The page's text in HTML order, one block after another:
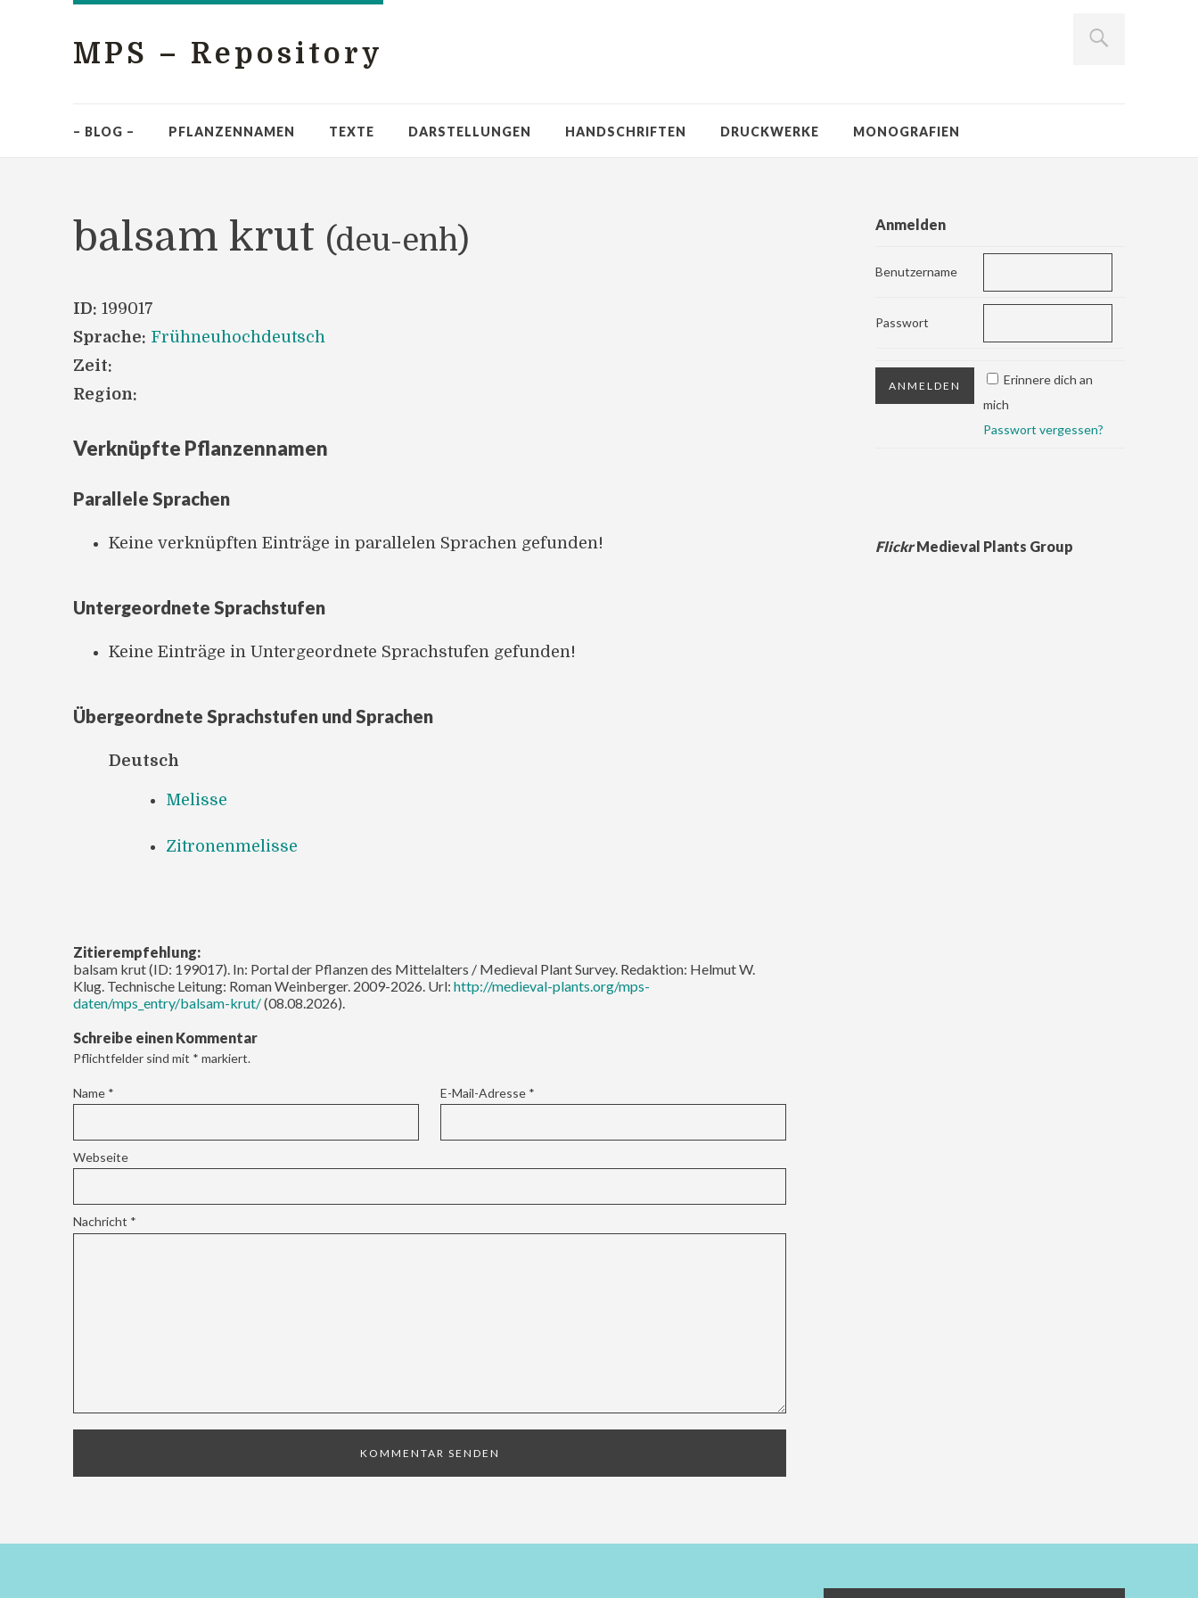
MPS – Repository
– BLOG – PFLANZENNAMEN TEXTE DARSTELLUNGEN HANDSCHRIFTEN DRUCKWERKE MONOGRAFIEN
balsam krut (deu-enh)
ID: 199017
Sprache: Frühneuhochdeutsch
Zeit:
Region:
Verknüpfte Pflanzennamen
Parallele Sprachen
Keine verknüpften Einträge in parallelen Sprachen gefunden!
Untergeordnete Sprachstufen
Keine Einträge in Untergeordnete Sprachstufen gefunden!
Übergeordnete Sprachstufen und Sprachen
Deutsch
Melisse
Zitronenmelisse
Zitierempfehlung:
balsam krut (ID: 199017). In: Portal der Pflanzen des Mittelalters / Medieval Plant Survey. Redaktion: Helmut W.
Klug. Technische Leitung: Roman Weinberger. 2009-2026. Url: http://medieval-plants.org/mps-
daten/mps_entry/balsam-krut/(08.08.2026).
Schreibe einen Kommentar
Pflichtfelder sind mit * markiert.
Name * E-Mail-Adresse *
Webseite
Nachricht *
Anmelden
Benutzername
Passwort
Erinnere dich an
mich
Passwort vergessen?
FlickrMedieval Plants Group